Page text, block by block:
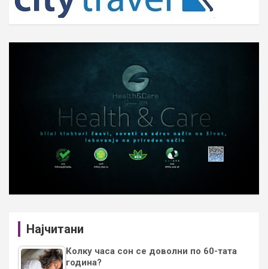
Најчитани
Колку часа сон се доволни по 60-тата
година?